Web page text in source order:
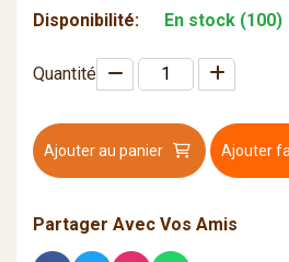
Disponibilité:
En stock (100)
Quantité
Ajouter au panier Ajouter
Partager Avec Vos Amis